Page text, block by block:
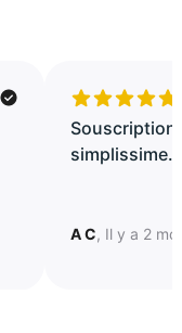
Souscription
A C, Il y a 2